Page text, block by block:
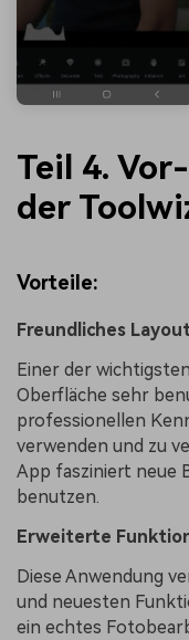
Teil 4.
der
Vorteile:
Freundliches
Einer der
Oberfläche sehr
professionellen
verwenden und zu
App fasziniert neue
benutzen.
Erweiterte
Diese Anwendung
und neuesten
ein echtes